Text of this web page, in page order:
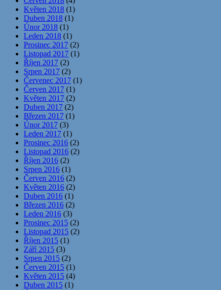
Květen 2018 (1)
Duben 2018 (1)
Únor 2018 (1)
Leden 2018 (1)
Prosinec 2017 (2)
Listopad 2017 (1)
Říjen 2017 (2)
Srpen 2017 (2)
Červenec 2017 (1)
Červen 2017 (1)
Květen 2017 (2)
Duben 2017 (2)
Březen 2017 (1)
Únor 2017 (3)
Leden 2017 (1)
Prosinec 2016 (2)
Listopad 2016 (2)
Říjen 2016 (2)
Srpen 2016 (1)
Červen 2016 (2)
Květen 2016 (2)
Duben 2016 (1)
Březen 2016 (2)
Leden 2016 (3)
Prosinec 2015 (2)
Listopad 2015 (2)
Říjen 2015 (1)
Září 2015 (3)
Srpen 2015 (2)
Červen 2015 (1)
Květen 2015 (4)
Duben 2015 (1)